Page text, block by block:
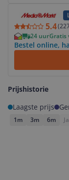
5.4(
24 uurGratis
Bestel online,
Prijshistorie
Laagste prijs
1m 3m 6m